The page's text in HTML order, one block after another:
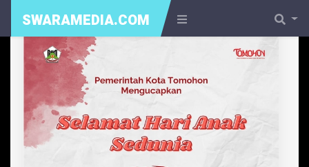
SWARAMEDIA.COM